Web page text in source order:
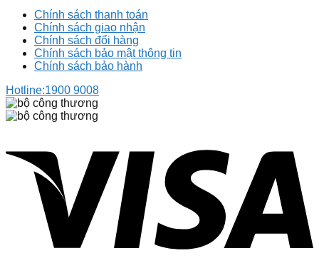
Chính sách thanh toán
Chính sách giao nhận
Chính sách đổi hàng
Chính sách bảo mật thông tin
Chính sách bảo hành
Hotline:1900 9008